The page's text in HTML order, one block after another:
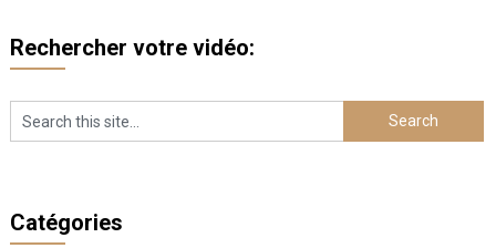
Rechercher votre vidéo:
Catégories